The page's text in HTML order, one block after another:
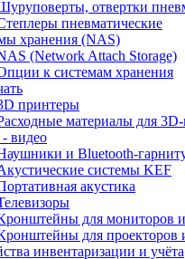
отвертки
пневматические
хранения (NAS)
(Network Attach Storage)
к системам хранения
принтеры
материалы для 3D-
видео
и Bluetooth-
системы KEF
акустика
для мониторов
для проекторов
инвентаризации и учёта